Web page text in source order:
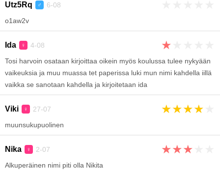
Utz5Rq ♂ 6-08
o1aw2v
Ida ♀ 4-08 ★
Tosi harvoin osataan kirjoittaa oikein myös koulussa tulee nykyään
vaikeuksia ja muu muassa tet paperissa luki mun nimi kahdella iillä
vaikka se sanotaan kahdella ja kirjoitetaan ida
Viki ♀ 27-07 ★★★★
muunsukupuolinen
Nika ♀ 2-07 ★★★
Alkuperäinen nimi piti olla Nikita